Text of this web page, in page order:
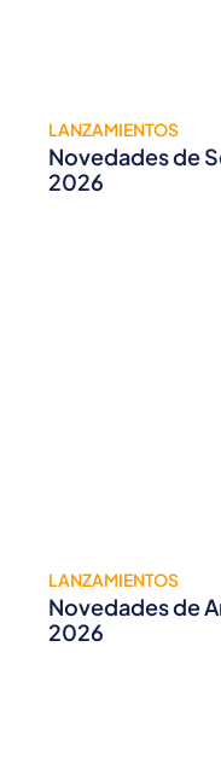
LANZAMIENTOS
Novedades de
2026
LANZAMIENTOS
Novedades de
2026